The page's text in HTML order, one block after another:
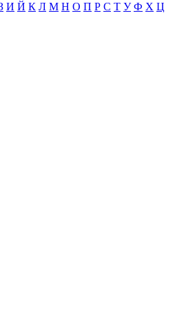
И Й К Л М Н О П Р С Т У Ф X Ц